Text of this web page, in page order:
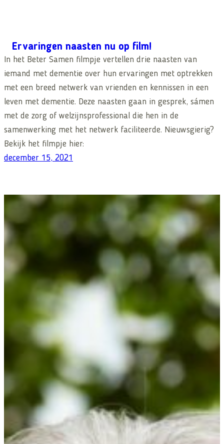
Ervaringen naasten nu op film!
In het Beter Samen filmpje vertellen drie naasten van
iemand met dementie over hun ervaringen met optrekken
met een breed netwerk van vrienden en kennissen in een
leven met dementie. Deze naasten gaan in gesprek, sámen
met de zorg of welzijnsprofessional die hen in de
samenwerking met het netwerk faciliteerde. Nieuwsgierig?
Bekijk het filmpje hier:
december 15, 2021